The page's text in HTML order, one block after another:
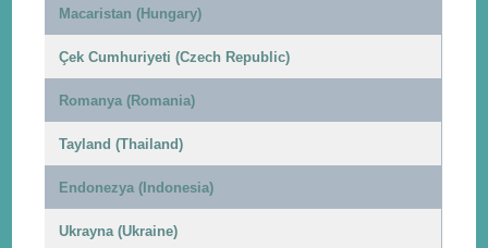
Macaristan (Hungary)
Çek Cumhuriyeti (Czech Republic)
Romanya (Romania)
Tayland (Thailand)
Endonezya (Indonesia)
Ukrayna (Ukraine)